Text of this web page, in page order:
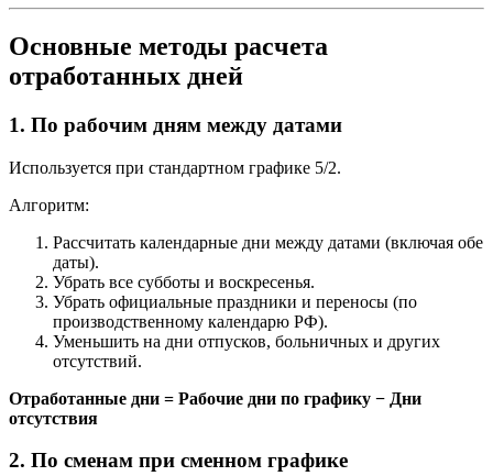
Основные методы расчета
отработанных дней
1. По рабочим дням между датами
Используется при стандартном графике 5/2.
Алгоритм:
Рассчитать календарные дни между датами (включая обе
даты).
Убрать все субботы и воскресенья.
Убрать официальные праздники и переносы (по
производственному календарю РФ).
Уменьшить на дни отпусков, больничных и других
отсутствий.
Отработанные дни = Рабочие дни по графику − Дни
отсутствия
2. По сменам при сменном графике